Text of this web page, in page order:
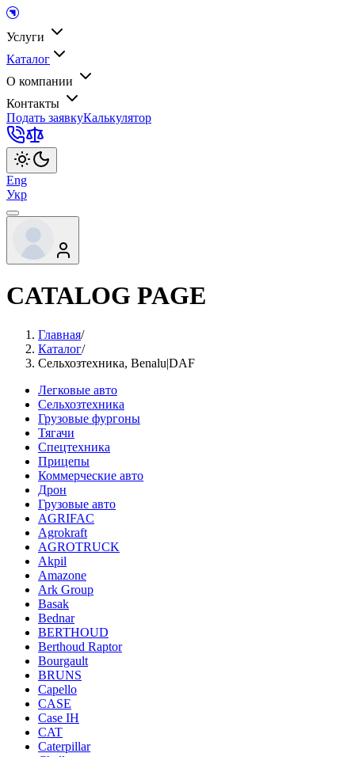
Услуги
Каталог
О компании
Контакты
Подать заявкуКалькулятор
Eng
Укр
CATALOG PAGE
Главная/
Каталог/
Сельхозтехника, Benalu|DAF
Легковые авто
Сельхозтехника
Грузовые фургоны
Тягачи
Спецтехника
Прицепы
Коммерческие авто
Дрон
Грузовые авто
AGRIFAC
Agrokraft
AGROTRUCK
Akpil
Amazone
Ark Group
Basak
Bednar
BERTHOUD
Berthoud Raptor
Bourgault
BRUNS
Capello
CASE
Case IH
CAT
Caterpillar